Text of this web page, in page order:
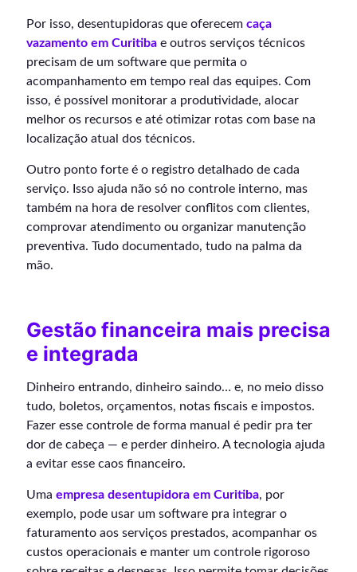
Por isso, desentupidoras que oferecem caça
vazamento em Curitiba e outros serviços técnicos
precisam de um software que permita o
acompanhamento em tempo real das equipes. Com
isso, é possível monitorar a produtividade, alocar
melhor os recursos e até otimizar rotas com base na
localização atual dos técnicos.
Outro ponto forte é o registro detalhado de cada
serviço. Isso ajuda não só no controle interno, mas
também na hora de resolver conflitos com clientes,
comprovar atendimento ou organizar manutenção
preventiva. Tudo documentado, tudo na palma da
mão.
Gestão financeira mais precisa
e integrada
Dinheiro entrando, dinheiro saindo… e, no meio disso
tudo, boletos, orçamentos, notas fiscais e impostos.
Fazer esse controle de forma manual é pedir pra ter
dor de cabeça — e perder dinheiro. A tecnologia ajuda
a evitar esse caos financeiro.
Uma empresa desentupidora em Curitiba, por
exemplo, pode usar um software pra integrar o
faturamento aos serviços prestados, acompanhar os
custos operacionais e manter um controle rigoroso